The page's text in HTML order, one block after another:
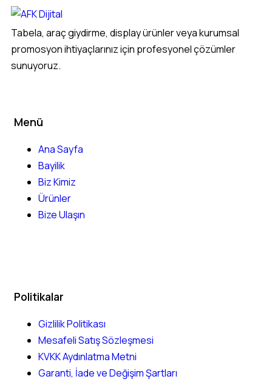
Tabela, araç giydirme, display ürünler veya kurumsal
promosyon ihtiyaçlarınız için profesyonel çözümler
sunuyoruz.
Menü
Ana Sayfa
Bayilik
Biz Kimiz
Ürünler
Bize Ulaşın
Politikalar
Gizlilik Politikası
Mesafeli Satış Sözleşmesi
KVKK Aydınlatma Metni
Garanti, İade ve Değişim Şartları